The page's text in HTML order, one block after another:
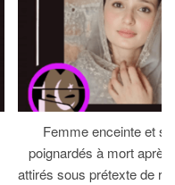
Femme enceinte et
poignardés à mort après
attirés sous prétexte de